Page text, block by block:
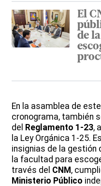
El
de
En la asamblea de
cronograma, también
del Reglamento 1-23,
la Ley Orgánica 1-25.
insignias de la gestión
la facultad para
través del CNM,
Ministerio Público